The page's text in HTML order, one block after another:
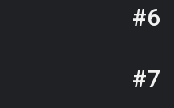
#6
#7